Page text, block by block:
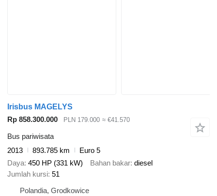
Irisbus MAGELYS
Rp 858.300.000
PLN 179.000 ≈ €41.570
Bus pariwisata
2013
893.785 km
Euro 5
Daya 450 HP (331 kW) Bahan bakar diesel
Jumlah kursi 51
Polandia, Grodkowice